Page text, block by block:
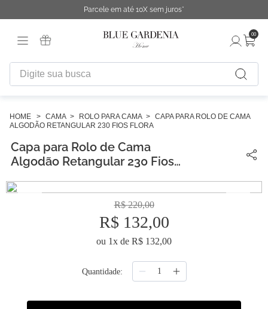
Parcele em até 10X sem juros*
00
Digite sua busca
CAMA ROLO PARA CAMA
CAPA PARA ROLO DE CAMA
ALGODÃO RETANGULAR 230 FIOS FLORA
Capa para Rolo de Cama
Algodão Retangular 230 Fios
R$ 220,00
R$ 132,00
ou 1x de R$ 132,00
Quantidade
1º
fronha
3º
urban
4º
chinelo
5º
6º
edredon
7º
cobertor
8º
necessaire
9º
majorelle